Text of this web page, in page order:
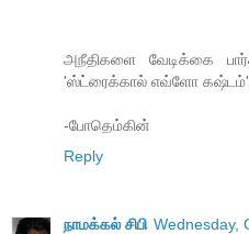
அநீதிகளை வேடிக்கை
'ஸ்ட்ரைக்கால் எவ்ளோ கஷ்டம்'
-போதெம்கின்
Reply
நாமக்கல் சிபி Wednesday,